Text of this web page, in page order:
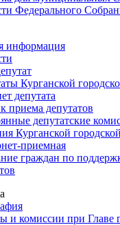
Федерального
информация
Курганской
депутата
приема депутатов
депутатские
Курганской
приемная
граждан по
и комиссии при Главе